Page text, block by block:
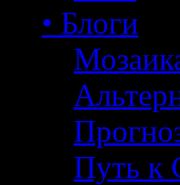
• Блоги
Путь к